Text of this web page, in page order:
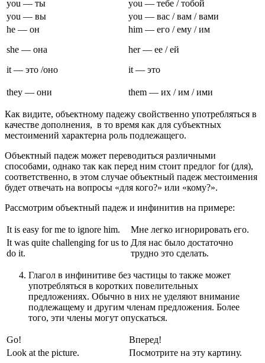
you — ты
you — тебе / тобой
you — вы
you — вас / вам / вами
he — он
she — она
it — это /оно
him — его / ему / им
her — ее / ей
it — это
they — они them — их / им / ими
Как видите, объектному падежу свойственно употребляться в
качестве дополнения, в то время как для субъектных
местоимений характерна роль подлежащего.
Объектный падеж может переводиться различными
способами, однако так как перед ним стоит предлог for (для),
соответственно, в этом случае объектный падеж местоимения
будет отвечать на вопросы «для кого?» или «кому?».
Рассмотрим объектный падеж и инфинитив на примере:
It is easy for me to ignore him.
Мне легко игнорировать его.
It was quite challenging for us to
do it.
Для нас было достаточно
трудно это сделать.
Глагол в инфинитиве без частицы to также может
употребляться в коротких повелительных
предложениях. Обычно в них не уделяют внимание
подлежащему и другим членам предложения. Более
того, эти члены могут опускаться.
Go!
Вперед!
Look at the picture.
Посмотрите на эту картину.